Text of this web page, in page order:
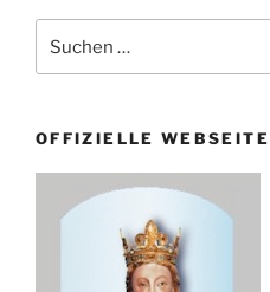
nach:
OFFIZIELLE